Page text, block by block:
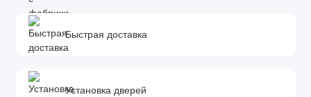
Размеры доборов - 100x10х2070 мм. 150x10х2070 мм.
200x10х2070 мм.
*Добор - элемент комплектации межкомнатной двери,
необходимый для обрамления дверного проема. Он
устанавливается в том случае, если толщина стены
Быстрая доставка
Установка дверей